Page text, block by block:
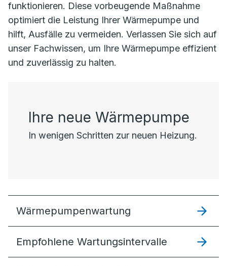
funktionieren. Diese vorbeugende Maßnahme
optimiert die Leistung Ihrer Wärmepumpe und
hilft, Ausfälle zu vermeiden. Verlassen Sie sich auf
unser Fachwissen, um Ihre Wärmepumpe effizient
und zuverlässig zu halten.
Ihre neue Wärmepumpe
In wenigen Schritten zur neuen Heizung.
Wärmepumpenwartung
Empfohlene Wartungsintervalle